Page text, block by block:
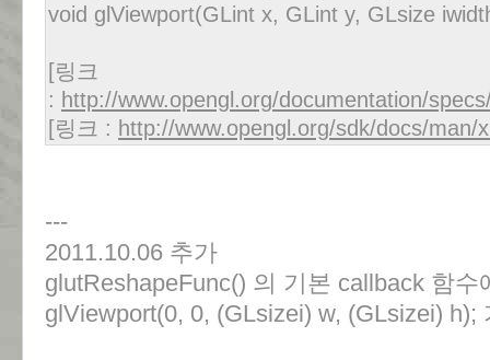
void glViewport(GLint x, GLint y, GLsize
[링크
: http://www.opengl.org/documentation/
[링크 : http://www.opengl.org/sdk/docs/man/
---
2011.10.06 추가
glutReshapeFunc() 의 기본 callback 함수
glViewport(0, 0, (GLsizei) w, (GLsizei)